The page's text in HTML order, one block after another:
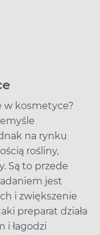
w kosmetyce?
na rynku
rośliny,
Są to przede
jest
i zwiększenie
preparat działa
i łagodzi